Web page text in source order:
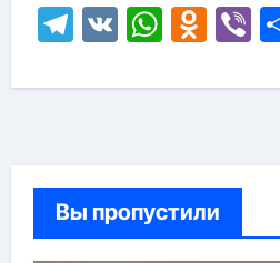
Telegram
VK
Вы пропустили